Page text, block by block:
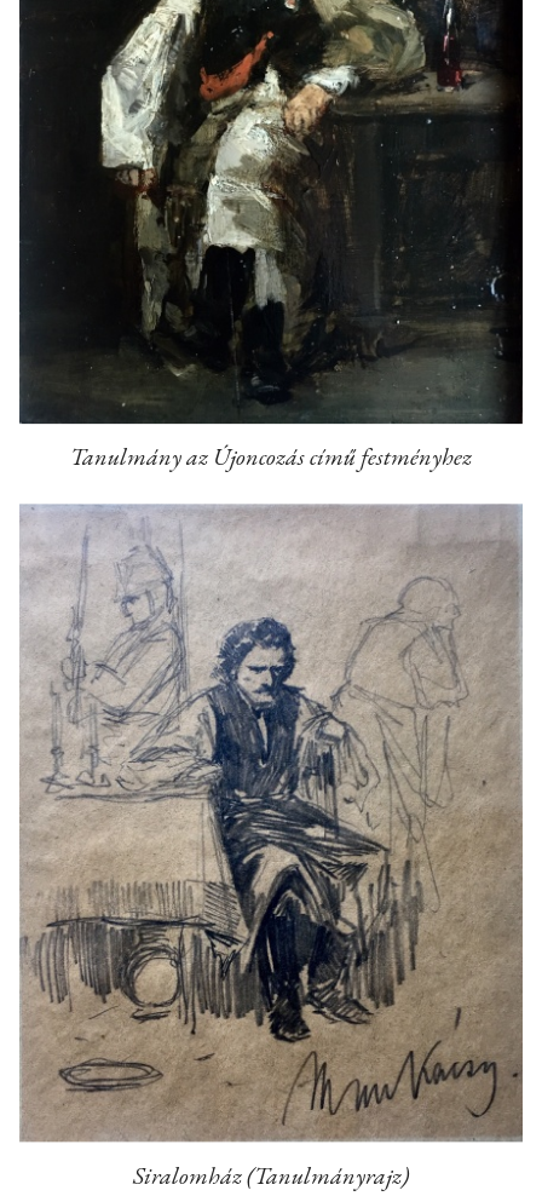
Tanulmány az Újoncozás című festményhez
Siralomház (Tanulmányrajz)